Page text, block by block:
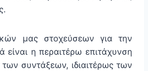
μας στοχεύσεων για την
είναι η περαιτέρω επιτάχυνση
συντάξεων, ιδιαιτέρως των